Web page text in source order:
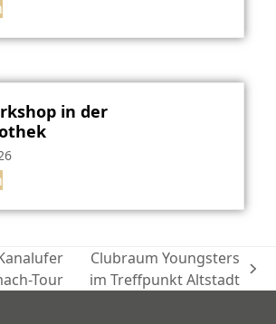
in der
Tour
Nächster
Clubraum Youngsters
im Treffpunkt Altstadt